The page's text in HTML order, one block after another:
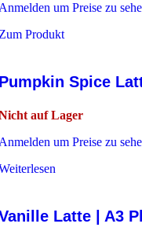
um Preise zu
Produkt
Spice
auf Lager
um Preise zu
Latte | A3